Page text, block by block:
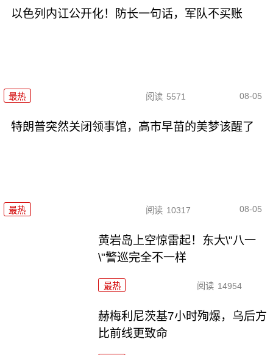
以色列内讧公开化！防长一句话，军队不买账
最热 阅读 5571 08-05
特朗普突然关闭领事馆，高市早苗的美梦该醒了
最热 阅读 10317 08-05
黄岩岛上空惊雷起！东大\"八一
\"警巡完全不一样
最热 阅读 14954
赫梅利尼茨基7小时殉爆，乌后方
比前线更致命